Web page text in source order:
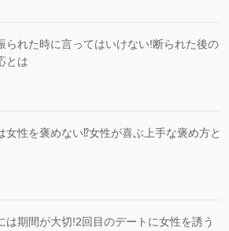
られた時に言ってはいけない!断られた後の
とは
女性を褒めない⁉︎女性が喜ぶ上手な褒め方と
は期間が大切!2回目のデートに女性を誘う